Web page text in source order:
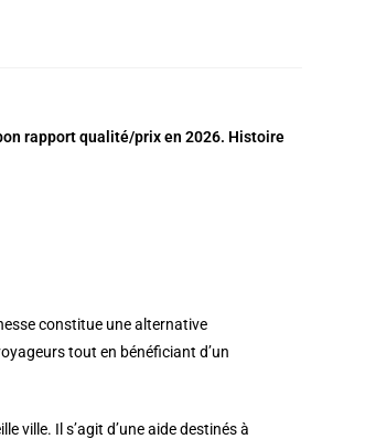
rapport qualité/prix en 2026. Histoire
constitue une alternative
tout en bénéficiant d’un
ville. Il s’agit d’une aide destinés à